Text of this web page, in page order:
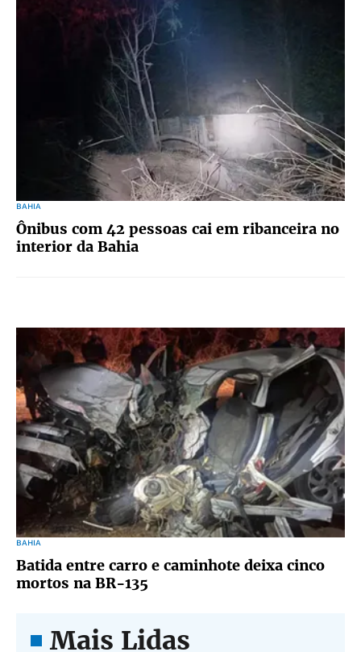
BAHIA
Ônibus com 42 pessoas cai em ribanceira no
interior da Bahia
BAHIA
Batida entre carro e caminhote deixa cinco
mortos na BR-135
Mais Lidas